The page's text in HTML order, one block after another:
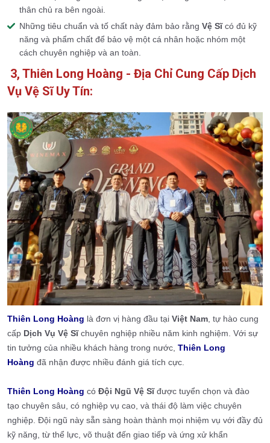
thân chủ ra bên ngoài.
Những tiêu chuẩn và tố chất này đảm bảo rằng Vệ Sĩcó đủ kỹ
năng và phẩm chất để bảo vệ một cá nhân hoặc nhóm một
cách chuyên nghiệp và an toàn.
3, Thiên Long Hoàng - Địa Chỉ Cung Cấp Dịch
Vụ Vệ Sĩ Uy Tín:
Thiên Long Hoàng là đơn vị hàng đầu tại Việt Nam , tự hào cung
cấp Dịch Vụ Vệ Sĩchuyên nghiệp nhiều năm kinh nghiệm. Với sự
tin tưởng của nhiều khách hàng trong nước, Thiên Long
Hoàng đã nhận được nhiều đánh giá tích cực.
Thiên Long Hoàng có Đội Ngũ Vệ Sĩđược tuyển chọn và đào
tạo chuyên sâu, có nghiệp vụ cao, và thái độ làm việc chuyên
nghiệp. Đội ngũ này sẵn sàng hoàn thành mọi nhiệm vụ với đầy đủ
kỹ năng, từ thể lực, võ thuật đến giao tiếp và ứng xử khẩn